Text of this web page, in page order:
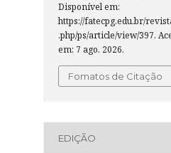
Disponível em:
https://fatecpg.edu.br/
.php/ps/article/view/397.
em: 7 ago. 2026.
Fomatos de Citação
EDIÇÃO